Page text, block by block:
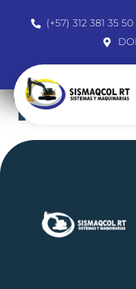
(+57) 312 381 35 50